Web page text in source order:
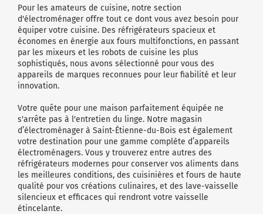
Pour les amateurs de cuisine, notre section
d'électroménager offre tout ce dont vous avez besoin pour
équiper votre cuisine. Des réfrigérateurs spacieux et
économes en énergie aux fours multifonctions, en passant
par les mixeurs et les robots de cuisine les plus
sophistiqués, nous avons sélectionné pour vous des
appareils de marques reconnues pour leur fiabilité et leur
innovation.
Votre quête pour une maison parfaitement équipée ne
s'arrête pas à l'entretien du linge. Notre magasin
d’électroménager à Saint-Étienne-du-Bois est également
votre destination pour une gamme complète d’appareils
électroménagers. Vous y trouverez entre autres des
réfrigérateurs modernes pour conserver vos aliments dans
les meilleures conditions, des cuisinières et fours de haute
qualité pour vos créations culinaires, et des lave-vaisselle
silencieux et efficaces qui rendront votre vaisselle
étincelante.